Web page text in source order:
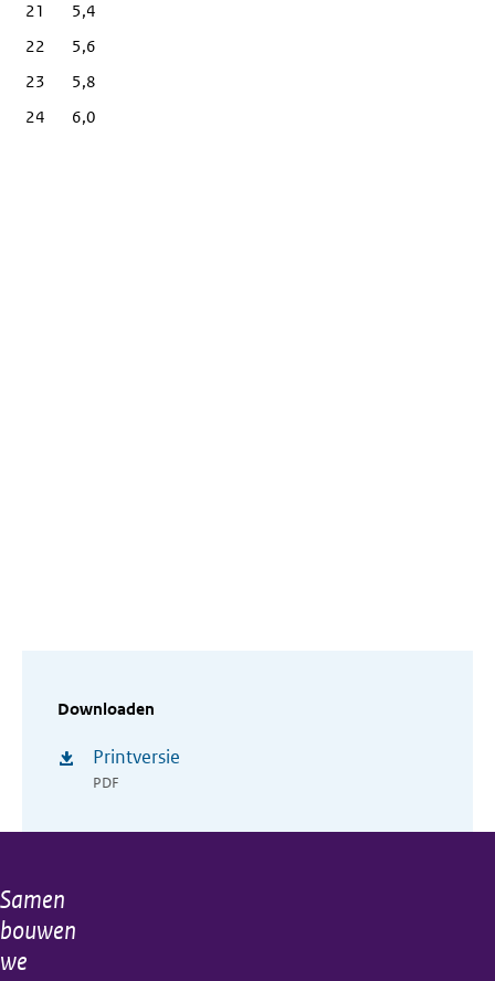
Downloaden
Printversie
PDF
21
5,4
22
5,6
23
5,8
24
6,0
Algemene
informatie
Samen
bouwen
we